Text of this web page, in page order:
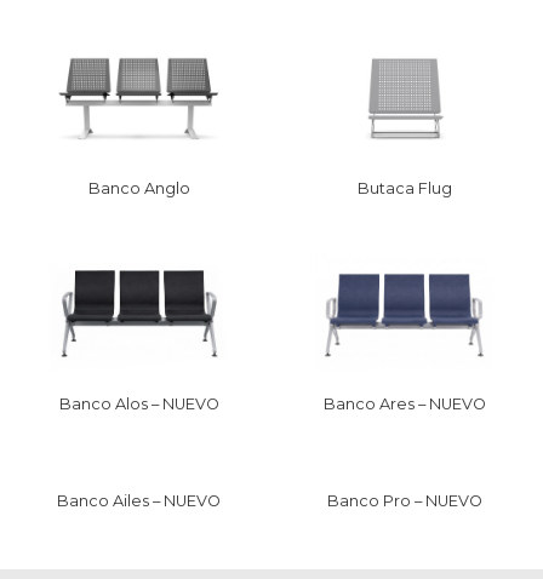
Banco Anglo Butaca Flug
Banco Alos – NUEVO Banco Ares – NUEVO
Banco Ailes – NUEVO Banco Pro – NUEVO